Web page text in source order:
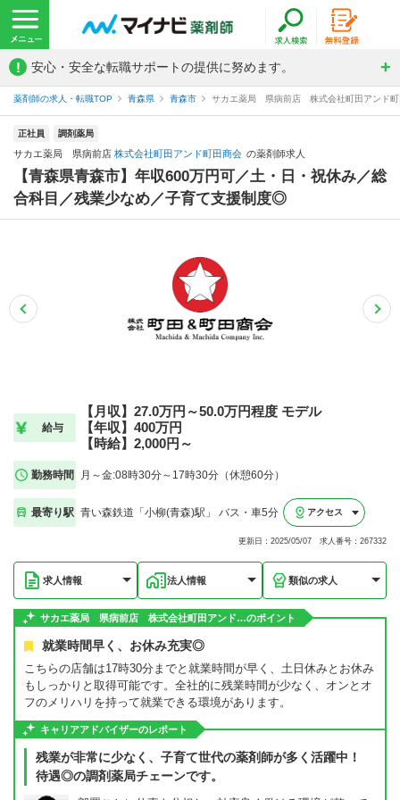
! 安心・安全な転職サポートの提供に努めます。
薬剤師の求人・転職TOP 青森県 青森市 サカエ薬局 県病前店 株式会社町田アンド町
正社員 調剤薬局
サカエ薬局 県病前店 株式会社町田アンド町田商会 の薬剤師求人
【青森県青森市】年収600万円可／土・日・祝休み／総
合科目／残業少なめ／子育て支援制度◎
給与
【月収】27.0万円～50.0万円程度 モデル
【年収】400万円
【時給】2,000円～
勤務時間 月～金:08時30分～17時30分（休憩60分）
最寄り駅 青い森鉄道「小柳(青森)駅」 バス・車5分 アクセス
更新日：2025/05/07 求人番号：267332
求人情報 法人情報 類似の求人
サカエ薬局 県病前店 株式会社町田アンド…のポイント
就業時間早く、お休み充実◎
こちらの店舗は17時30分までと就業時間が早く、土日休みとお休み
もしっかりと取得可能です。全社的に残業時間が少なく、オンとオ
フのメリハリを持って就業できる環境があります。
キャリアアドバイザーのレポート
残業が非常に少なく、子育て世代の薬剤師が多く活躍中！
待遇◎の調剤薬局チェーンです。